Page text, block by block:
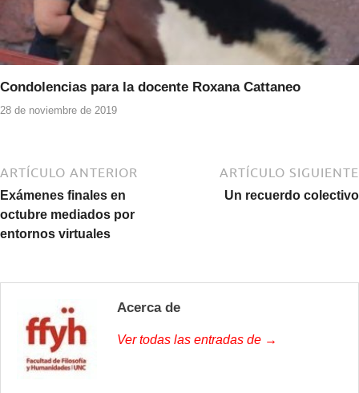
Condolencias para la docente Roxana Cattaneo
28 de noviembre de 2019
ARTÍCULO ANTERIOR
Exámenes finales en
octubre mediados por
entornos virtuales
ARTÍCULO SIGUIENTE
Un recuerdo colectivo
Acerca de
Ver todas las entradas de →